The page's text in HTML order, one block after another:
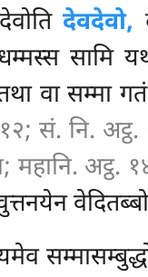
देवदेवो,
सामि
वा सम्मा
सं. नि.
महानि. अट्ठ.